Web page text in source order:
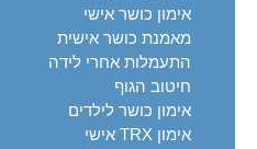
אימון כושר אישי
מאמנת כושר אישית
התעמלות אחרי לידה
חיטוב הגוף
אימון כושר לילדים
אימון TRX אישי